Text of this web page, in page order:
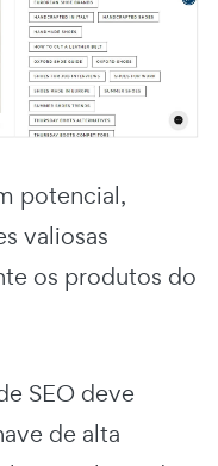
potencial,
valiosas
os produtos do
SEO deve
de alta